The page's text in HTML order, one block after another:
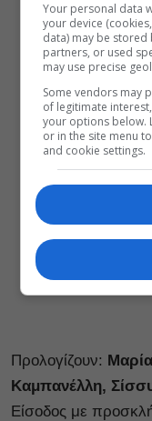
Προλογίζουν:
Καμπανέλλη,
Είσοδος με
Your personal data
your device
data) may be stored
partners, or used
may use precise
Some vendors may
of legitimate
your options below.
or in the site menu
and cookie settings.